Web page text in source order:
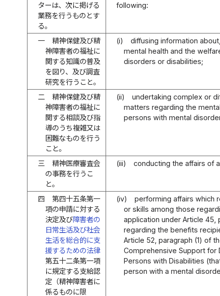
ターは、次に掲げる
業務を行うものとす
る。
following:
一
精神保健及び精
神障害者の福祉に
関する知識の普及
を図り、及び調査
研究を行うこと。
(i)
diffusing information
mental health and the
disorders or disabilities;
二
精神保健及び精
神障害者の福祉に
関する相談及び指
導のうち複雑又は
困難なものを行う
こと。
(ii)
undertaking complex or
matters regarding the
persons with mental
三
精神医療審査会
の事務を行うこ
と。
(iii) conducting the affairs of
四
第四十五条第一
項の申請に対する
決定及び障害者の
日常生活及び社会
生活を総合的に支
援するための法律
第五十二条第一項
に規定する支給認
定（精神障害者に
係るものに限
(iv)
performing affairs which
or skills among those
application under Article 45,
regarding the benefits
Article 52, paragraph (1) of
Comprehensive Support for
Persons with Disabilities
person with a mental